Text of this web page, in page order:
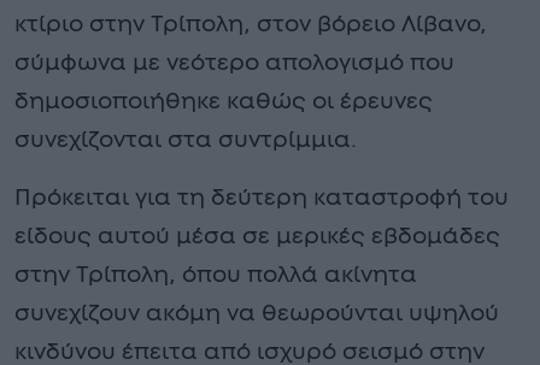
κτίριο στην Τρίπολη, στον βόρειο Λίβανο,
σύμφωνα με νεότερο απολογισμό που
δημοσιοποιήθηκε καθώς οι έρευνες
συνεχίζονται στα συντρίμμια.
Πρόκειται για τη δεύτερη καταστροφή του
είδους αυτού μέσα σε μερικές εβδομάδες
στην Τρίπολη, όπου πολλά ακίνητα
συνεχίζουν ακόμη να θεωρούνται υψηλού
κινδύνου έπειτα από ισχυρό σεισμό στην